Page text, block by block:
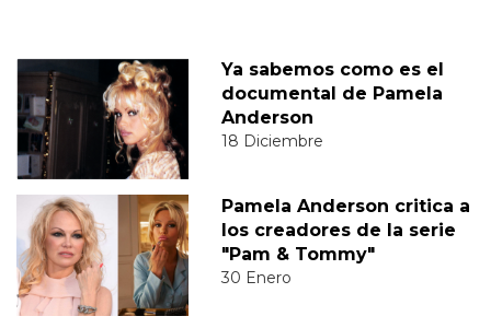
Ya sabemos como es el
documental de Pamela
Anderson
18 Diciembre
Pamela Anderson critica a
los creadores de la serie
"Pam & Tommy"
30 Enero